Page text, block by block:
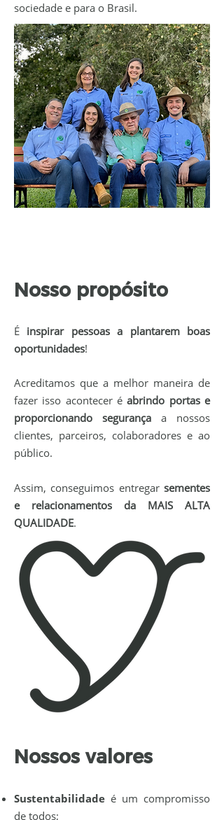
sociedade e para o Brasil.​
Nosso propósito
É inspirar pessoas a plantarem boas
oportunidades!
Acreditamos que a melhor maneira de
fazer isso acontecer éabrindo portas e
proporcionando segurança a nossos
clientes, parceiros, colaboradores e ao
público.
Assim, conseguimos entregar sementes
e relacionamentos da MAIS ALTA
QUALIDADE.
Nossos valores
Sustentabilidade é um compromisso
de todos;